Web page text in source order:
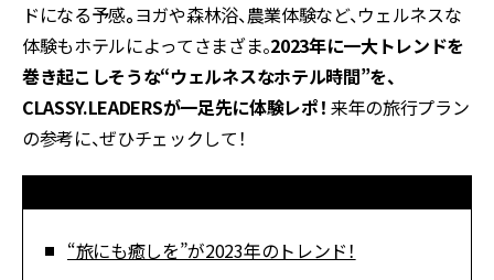
ドになる予感。ヨガや森林浴、農業体験など、ウェルネスな
体験もホテルによってさまざま。2023年に一大トレンドを
巻き起こしそうな“ウェルネスなホテル時間”を、
CLASSY.LEADERSが一足先に体験レポ！ 来年の旅行プラン
の参考に、ぜひチェックして！
“旅にも癒しを”が2023年のトレンド！